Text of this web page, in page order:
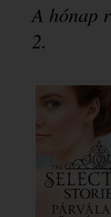
A hónap
2.